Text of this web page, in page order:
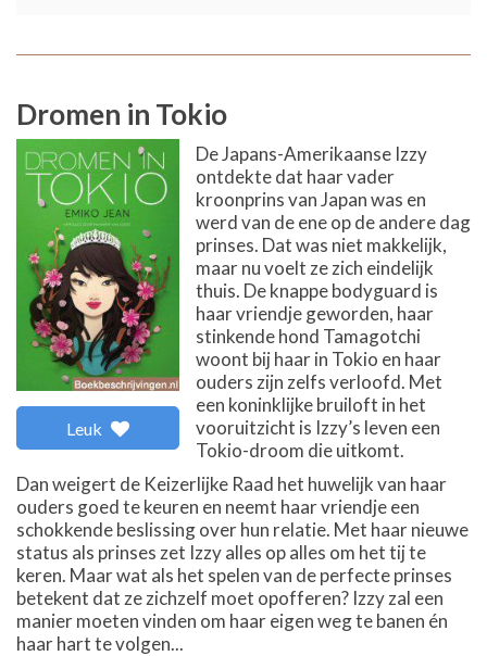
Dromen in Tokio
Leuk
De Japans-Amerikaanse Izzy
ontdekte dat haar vader
kroonprins van Japan was en
werd van de ene op de andere dag
prinses. Dat was niet makkelijk,
maar nu voelt ze zich eindelijk
thuis. De knappe bodyguard is
haar vriendje geworden, haar
stinkende hond Tamagotchi
woont bij haar in Tokio en haar
ouders zijn zelfs verloofd. Met
een koninklijke bruiloft in het
vooruitzicht is Izzy’s leven een
Tokio-droom die uitkomt.
Dan weigert de Keizerlijke Raad het huwelijk van haar
ouders goed te keuren en neemt haar vriendje een
schokkende beslissing over hun relatie. Met haar nieuwe
status als prinses zet Izzy alles op alles om het tij te
keren. Maar wat als het spelen van de perfecte prinses
betekent dat ze zichzelf moet opofferen? Izzy zal een
manier moeten vinden om haar eigen weg te banen én
haar hart te volgen...